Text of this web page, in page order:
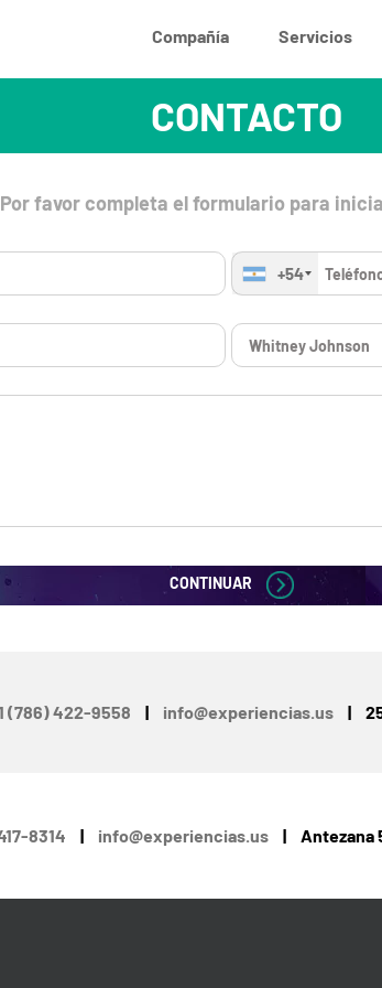
Compañía Servicios
CONTACTO
Por favor completa el formulario para
+54
CONTINUAR
(786) 422-9558 | info@experiencias.us |
8314 | info@experiencias.us | Antezana